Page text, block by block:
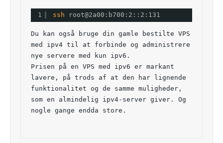
1 ssh root@2a00:b700:2::2:131
Du kan også bruge din gamle bestilte VPS
med ipv4 til at forbinde og administrere
nye servere med kun ipv6.
Prisen på en VPS med ipv6 er markant
lavere, på trods af at den har lignende
funktionalitet og de samme muligheder,
som en almindelig ipv4-server giver. Og
nogle gange endda store.